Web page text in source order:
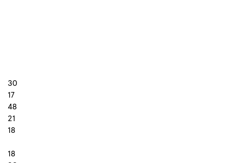
30
17
48
21
18
18